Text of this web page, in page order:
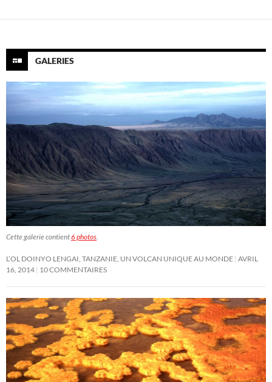
GALERIES
Cette galerie contient6 photos
L’OL DOINYO LENGAI, TANZANIE, UN VOLCAN UNIQUE AU MONDE AVRIL
16, 2014 10 COMMENTAIRES